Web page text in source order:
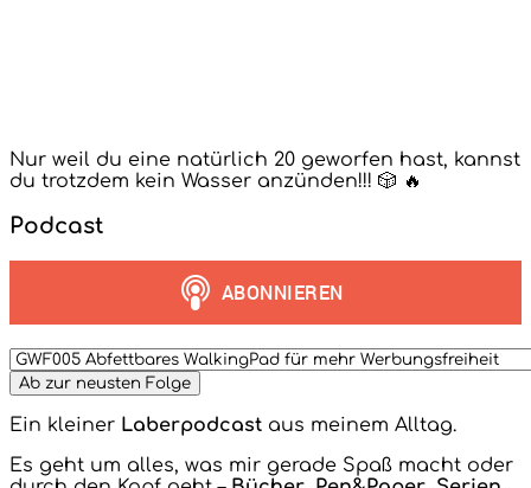
Nur weil du eine natürlich 20 geworfen hast, kannst
du trotzdem kein Wasser anzünden!!! 🎲 🔥
Podcast
Ein kleiner Laberpodcast aus meinem Alltag.
Es geht um alles, was mir gerade Spaß macht oder